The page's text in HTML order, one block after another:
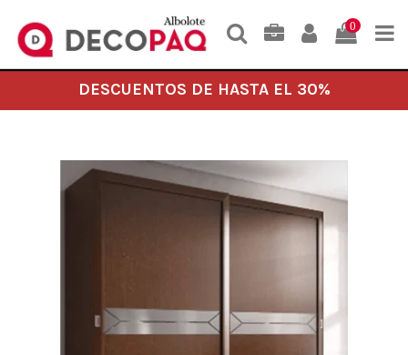
0
DESCUENTOS DE HASTA EL 30%